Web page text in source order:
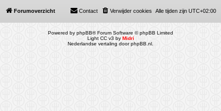
Forumoverzicht Alle tijden zijn UTC+02:00
Verwijder cookies
Contact
Powered by phpBB® Forum Software © phpBB Limited
Light CC v3 by Midri
Nederlandse vertaling doorphpBB.nl